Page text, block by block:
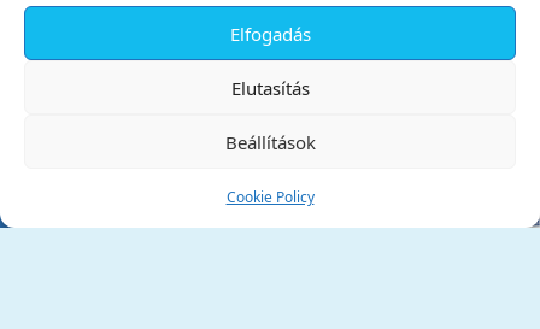
Elfogadás
Elutasítás
Beállítások
Cookie Policy
Tata Város Önkormányzata
✕